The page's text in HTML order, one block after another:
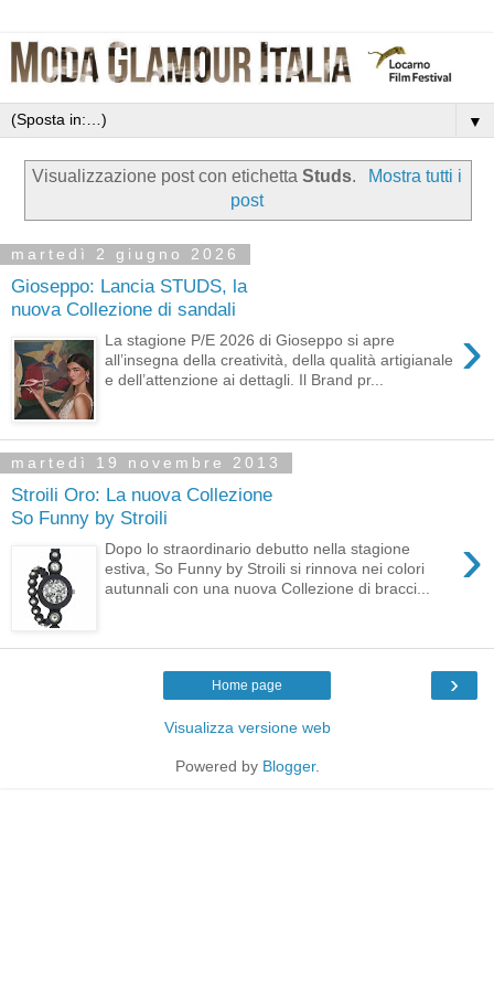
▼
Visualizzazione post con etichettaStuds.
Mostra tutti i
post
martedì 2 giugno 2026
Gioseppo: Lancia STUDS, la
nuova Collezione di sandali
›
La stagione P/E 2026 di Gioseppo si apre
all’insegna della creatività, della qualità artigianale
e dell’attenzione ai dettagli. Il Brand pr...
martedì 19 novembre 2013
Stroili Oro: La nuova Collezione
So Funny by Stroili
›
Dopo lo straordinario debutto nella stagione
estiva, So Funny by Stroili si rinnova nei colori
autunnali con una nuova Collezione di bracci...
›
Home page
Visualizza versione web
Powered by Blogger.